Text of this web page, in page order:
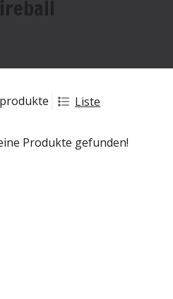
Liste
Produkte gefunden!